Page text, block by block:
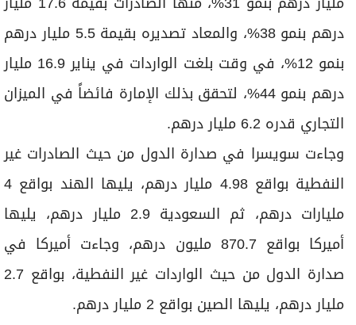
درهم بنمو 38%، والمعاد تصديره بقيمة 5.5 مليار درهم
بنمو 12%، في وقت بلغت الواردات في يناير 16.9 مليار
درهم بنمو 44%، لتحقق بذلك الإمارة فائضاً في الميزان
التجاري قدره 6.2 مليار درهم.
وجاءت سويسرا في صدارة الدول من حيث الصادرات غير
النفطية بواقع 4.98 مليار درهم، يليها الهند بواقع 4
مليارات درهم، ثم السعودية 2.9 مليار درهم، يليها
أميركا بواقع 870.7 مليون درهم، وجاءت أميركا في
صدارة الدول من حيث الواردات غير النفطية، بواقع 2.7
مليار درهم، يليها الصين بواقع 2 مليار درهم.